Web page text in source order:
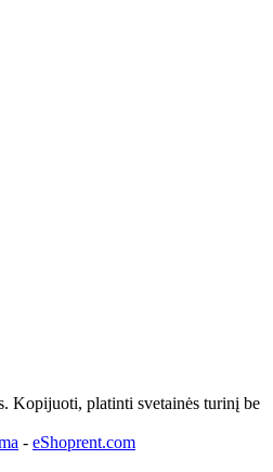
Kopijuoti, platinti svetainės turinį be
- eShoprent.com